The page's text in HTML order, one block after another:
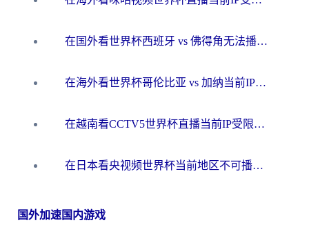
在国外看世界杯西班牙 vs 佛得角无法播放？这篇指南帮你解锁所有中文体育直播
在海外看世界杯哥伦比亚 vs 加纳当前IP受限制？这篇指南帮你流畅看中文解说赛事
在越南看CCTV5世界杯直播当前IP受限制？海外党体育观赛终极指南来了
在日本看央视频世界杯当前地区不可播放？海外党体育观赛终极指南
国外加速国内游戏